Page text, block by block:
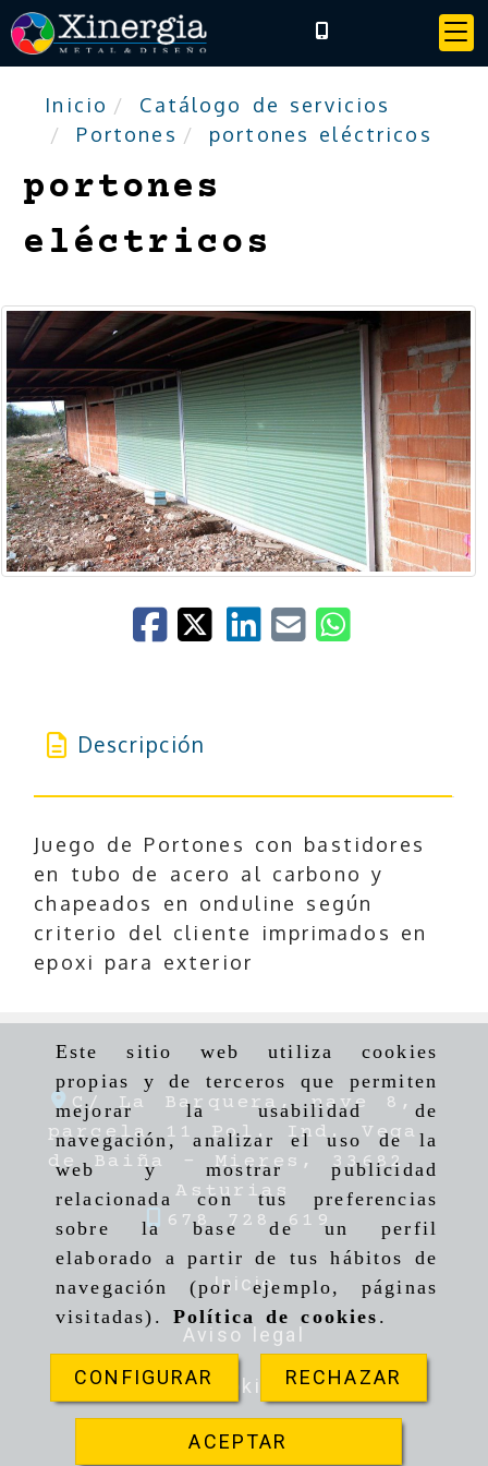
Este sitio web utiliza cookies
propias y de terceros que permiten
mejorar la usabilidad de
navegación, analizar el uso de la
web y mostrar publicidad
relacionada con tus preferencias
sobre la base de un perfil
elaborado a partir de tus hábitos de
navegación (por ejemplo, páginas
visitadas). Política de cookies .
CONFIGURAR RECHAZAR
ACEPTAR
Inicio
Catálogo de servicios
Portones
portones eléctricos
portones
eléctricos
Descripción
Juego de Portones con bastidores
en tubo de acero al carbono y
chapeados en onduline según
criterio del cliente imprimados en
epoxi para exterior
C/ La Barquera, nave 8,
parcela 11 Pol. Ind. Vega
de Baiña -Mieres,33682,
Asturias
678 728 619
Inicio
Aviso legal
Cookies
Privacidad